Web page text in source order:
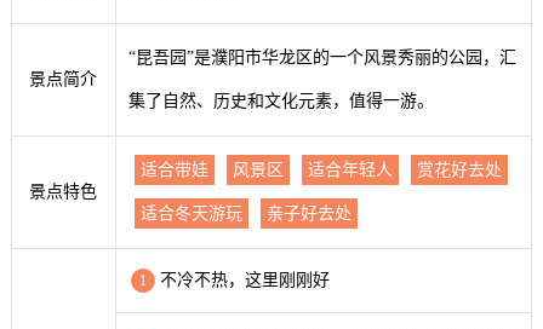
景点简介
“昆吾园”是濮阳市华龙区的一个风景秀丽的公园，汇
集了自然、历史和文化元素，值得一游。
景点特色
适合带娃 风景区 适合年轻人 赏花好去处
适合冬天游玩 亲子好去处
1 不冷不热，这里刚刚好